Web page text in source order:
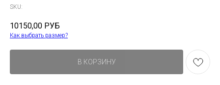
SKU:
10150,00 РУБ
Как выбрать размер?
В КОРЗИНУ